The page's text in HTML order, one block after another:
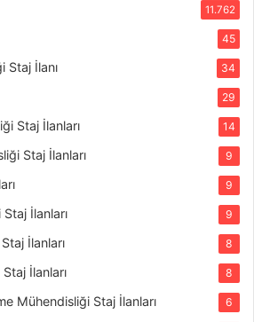
11.762
45
Staj İlanı 34
29
Staj İlanları 14
Staj İlanları 9
9
İlanları 9
İlanları 8
İlanları 8
Mühendisliği Staj İlanları 6